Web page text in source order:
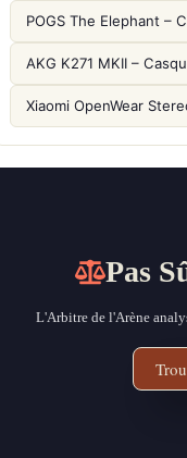
Pas
L'Arbitre de l'Arène